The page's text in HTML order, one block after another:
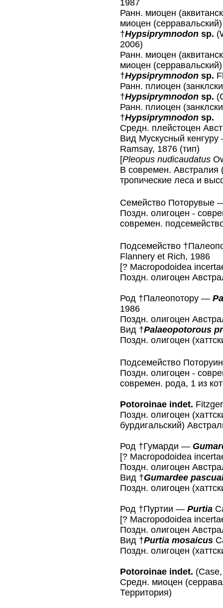
1987
Ранн. миоцен
миоцен
†Hypsiprymnodon sp.
2006)
Ранн. миоцен
миоцен
†Hypsiprymnodon sp.
Ранн. плиоцен
†Hypsiprymnodon sp.
Ранн. плиоцен
†Hypsiprymnodon sp.
Средн. плейстоцен
Вид Мускусный
Ramsay, 1876 (тип)
[Pleopus nudicaudatus
В современ. Австралия
тропические леса и
Cемейство Поторувые
Поздн. олигоцен -
современ.
Подсемейство
Flannery et Rich, 1986
[? Macropodoidea
Поздн. олигоцен
Род †Палеопотору —
1986
Поздн. олигоцен
Вид †Palaeopotorous
Поздн. олигоцен
Подсемейство
Поздн. олигоцен -
современ. рода, 1 из
Potoroinae indet.
Поздн. олигоцен
бурдигальский)
Род †Гумарди —
[? Macropodoidea
Поздн. олигоцен
Вид †Gumardee
Поздн. олигоцен
Род †Пуртии — Purtia
[? Macropodoidea
Поздн. олигоцен
Вид †Purtia mosaicus
Поздн. олигоцен
Potoroinae indet.
Средн. миоцен
Территория)